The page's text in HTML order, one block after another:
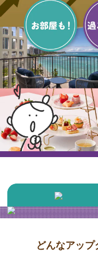
どんなアップ